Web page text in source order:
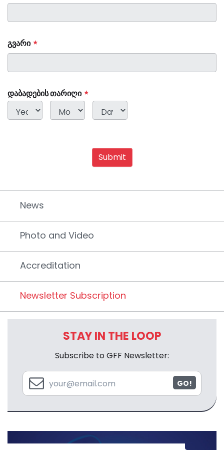
ᲒᲕᲐᲠᲘ
ᲓᲐᲑᲐᲓᲔᲑᲘᲡ ᲗᲐᲠᲘᲦᲘ
YEAR
MONTH DAY
News
Photo and Video
Accreditation
Newsletter Subscription
STAY IN THE LOOP
Subscribe to GFF Newsletter:
GO!